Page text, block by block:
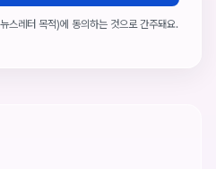
스레터 목적)에 동의하는 것으로 간주돼요.